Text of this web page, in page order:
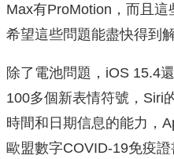
Max有ProMotion，而且這
希望這些問題能盡快得到解
除了電池問題，iOS 15.4
100多個新表情符號，Siri
時間和日期信息的能力，
歐盟數字COVID-19免疫